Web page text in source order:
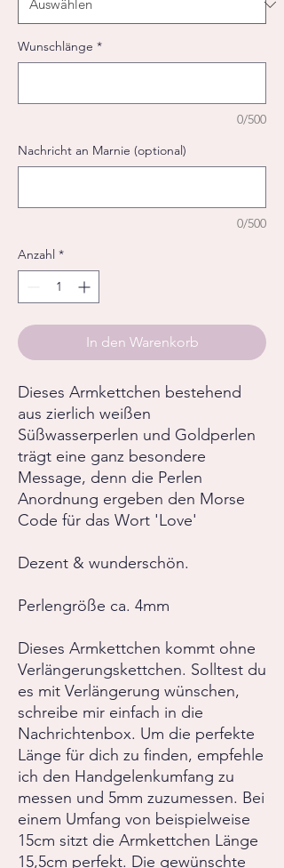
Wunschlänge *
0/500
Nachricht an Marnie (optional)
0/500
Anzahl *
In den Warenkorb
Dieses Armkettchen bestehend
aus zierlich weißen
Süßwasserperlen und Goldperlen
trägt eine ganz besondere
Message, denn die Perlen
Anordnung ergeben den Morse
Code für das Wort 'Love'
Dezent & wunderschön.
Perlengröße ca. 4mm
Dieses Armkettchen kommt ohne
Verlängerungskettchen. Solltest du
es mit Verlängerung wünschen,
schreibe mir einfach in die
Nachrichtenbox. Um die perfekte
Länge für dich zu finden, empfehle
ich den Handgelenkumfang zu
messen und 5mm zuzumessen. Bei
einem Umfang von beispielweise
15cm sitzt die Armkettchen Länge
15,5cm perfekt. Die gewünschte